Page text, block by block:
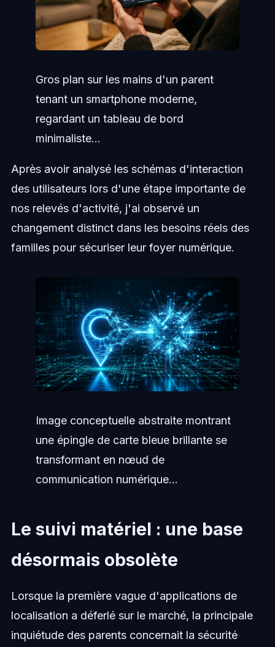
Gros plan sur les mains d'un parent
tenant un smartphone moderne,
regardant un tableau de bord
minimaliste...
Après avoir analysé les schémas d'interaction
des utilisateurs lors d'une étape importante de
nos relevés d'activité, j'ai observé un
changement distinct dans les besoins réels des
familles pour sécuriser leur foyer numérique.
Image conceptuelle abstraite montrant
une épingle de carte bleue brillante se
transformant en nœud de
communication numérique...
Le suivi matériel : une base
désormais obsolète
Lorsque la première vague d'applications de
localisation a déferlé sur le marché, la principale
inquiétude des parents concernait la sécurité